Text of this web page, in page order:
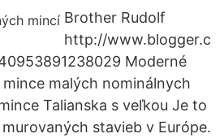
Brother Rudolf
http://www.blogger.c
Moderné
mince malých nominálnych
Talianska s veľkou Je to
stavieb v Európe.